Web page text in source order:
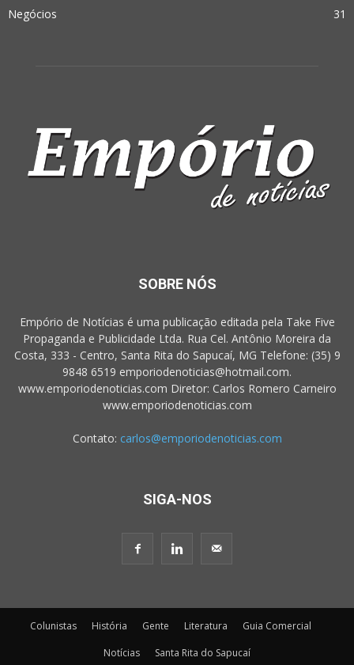
Negócios
31
SOBRE NÓS
Empório de Notícias é uma publicação editada pela Take Five
Propaganda e Publicidade Ltda. Rua Cel. Antônio Moreira da
Costa, 333 - Centro, Santa Rita do Sapucaí, MG Telefone: (35) 9
9848 6519 emporiodenoticias@hotmail.com.
www.emporiodenoticias.com Diretor: Carlos Romero Carneiro
www.emporiodenoticias.com
Contato: carlos@emporiodenoticias.com
SIGA-NOS
Colunistas História Gente Literatura
Guia Comercial
Notícias
Santa Rita do Sapucaí